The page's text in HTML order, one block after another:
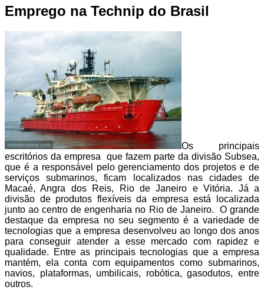
Emprego na Technip do Brasil
Os principais
escritórios da empresa que fazem parte da divisão Subsea,
que é a responsável pelo gerenciamento dos projetos e de
serviços submarinos, ficam localizados nas cidades de
Macaé, Angra dos Reis, Rio de Janeiro e Vitória. Já a
divisão de produtos flexíveis da empresa está localizada
junto ao centro de engenharia no Rio de Janeiro. O grande
destaque da empresa no seu segmento é a variedade de
tecnologias que a empresa desenvolveu ao longo dos anos
para conseguir atender a esse mercado com rapidez e
qualidade. Entre as principais tecnologias que a empresa
mantém, ela conta com equipamentos como submarinos,
navios, plataformas, umbilicais, robótica, gasodutos, entre
outros.